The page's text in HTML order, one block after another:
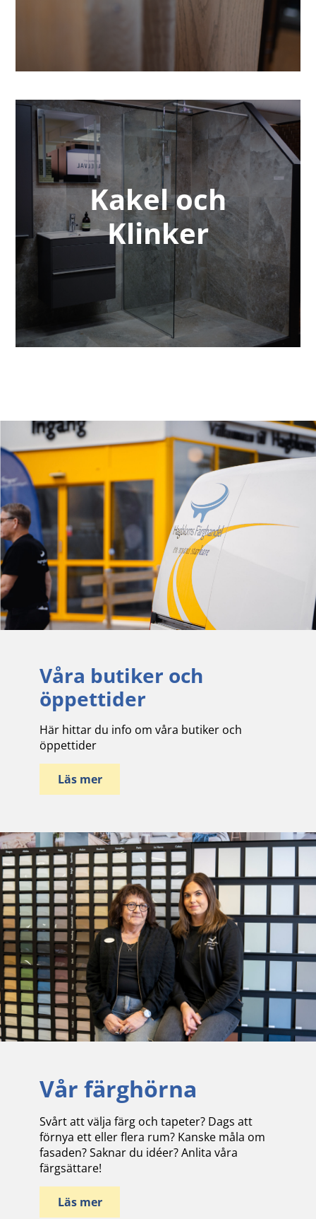
Kakel och
Klinker
Våra butiker och
öppettider
Här hittar du info om våra butiker och
öppettider
Läs mer
Vår färghörna
Svårt att välja färg och tapeter? Dags att
förnya ett eller flera rum? Kanske måla om
fasaden? Saknar du idéer? Anlita våra
färgsättare!
Läs mer